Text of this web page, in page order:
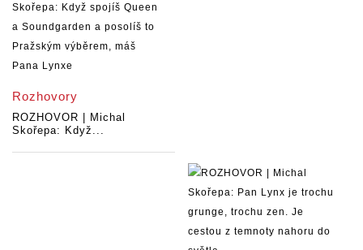
Rozhovory
ROZHOVOR | Michal
Skořepa: Když...